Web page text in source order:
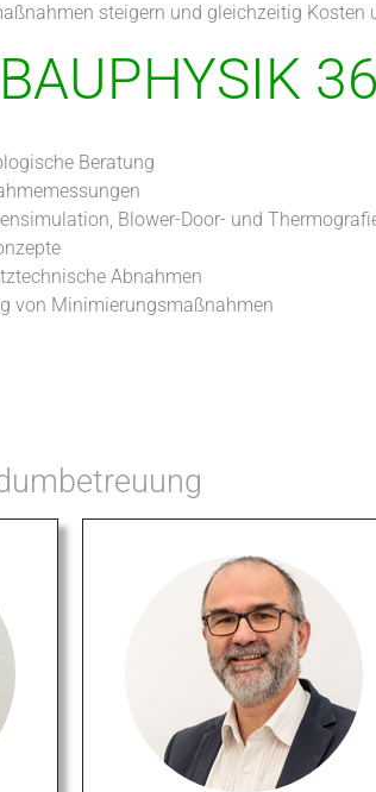
steigern und gleichzeitig Kosten
Beratung
Blower-Door- und
Abnahmen
von Minimierungsmaßnahmen